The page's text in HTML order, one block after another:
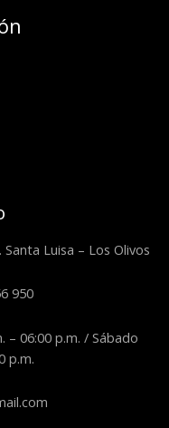
Luisa – Los Olivos
950
– 06:00 p.m. / Sábado
p.m.